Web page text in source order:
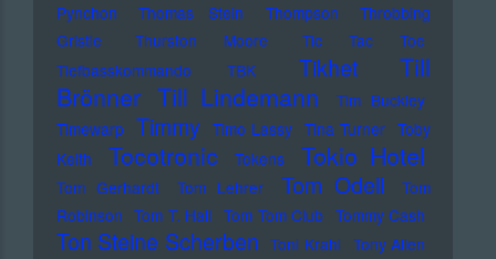
Pynchon
Thomas Stein Thompson
Throbbing
Gristle
Thurston Moore
Tic Tac Toe
Tiefbasskommando TBK
Tikhet
Till
Brönner Till Lindemann
Tim Buckley
Timewarp Timmy Timo Lassy Tina Turner Toby
Keith
Tocotronic Tokens Tokio Hotel
Tom Gerhardt Tom Lehrer Tom Odell
Tom
Robinson Tom T. Hall Tom Tom Club Tommy Cash
Ton Steine Scherben Toni Krahl Tony Allen